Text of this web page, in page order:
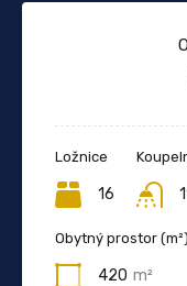
Ložnice
16
Obytný prostor (m²)
420 m²